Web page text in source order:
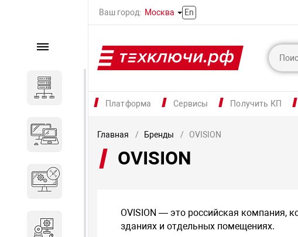
Ваш город: Москва En
Платформа Сервисы Получить КП
Каталог
Компьютеры и ноутбуки
Комплектующие для
Программное обеспечение
Главная Бренды OVISION
OVISION
OVISION — это российская компания,
зданиях и отдельных помещениях.